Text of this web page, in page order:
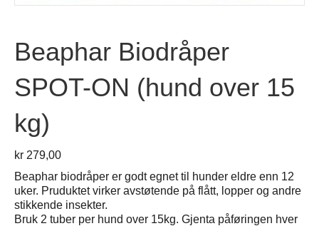
Beaphar Biodråper
SPOT-ON (hund over 15
kg)
kr 279,00
Beaphar biodråper er godt egnet til hunder eldre enn 12
uker. Pruduktet virker avstøtende på flått, lopper og andre
stikkende insekter.
Bruk 2 tuber per hund over 15kg. Gjenta påføringen hver